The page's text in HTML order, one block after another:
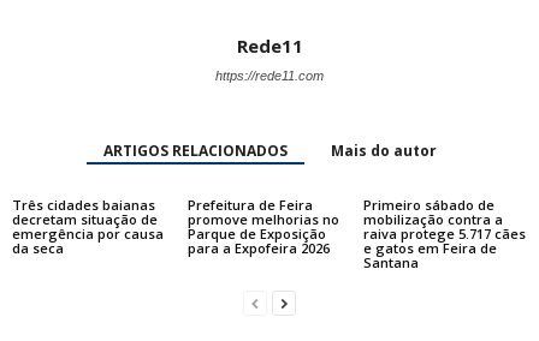
Rede11
https://rede11.com
ARTIGOS RELACIONADOS Mais do autor
Três cidades baianas
decretam situação de
emergência por causa
da seca
Prefeitura de Feira
promove melhorias no
Parque de Exposição
para a Expofeira 2026
Primeiro sábado de
mobilização contra a
raiva protege 5.717 cães
e gatos em Feira de
Santana